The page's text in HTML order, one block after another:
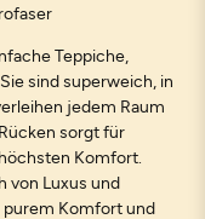
Teppiche,
sind superweich, in
jedem Raum
sorgt für
Komfort.
von Luxus und
purem Komfort und